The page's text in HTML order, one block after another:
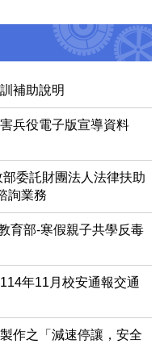
補助說明
兵役電子版宣導資料
委託財團法人法律扶助
詢業務
育部-寒假親子共學反毒
年11月校安通報交通
作之「減速停讓，安全